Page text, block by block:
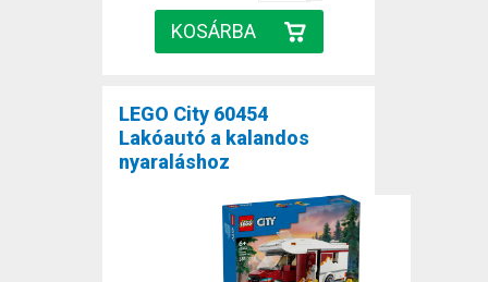
LEGO City 60454
Lakóautó a kalandos
nyaraláshoz